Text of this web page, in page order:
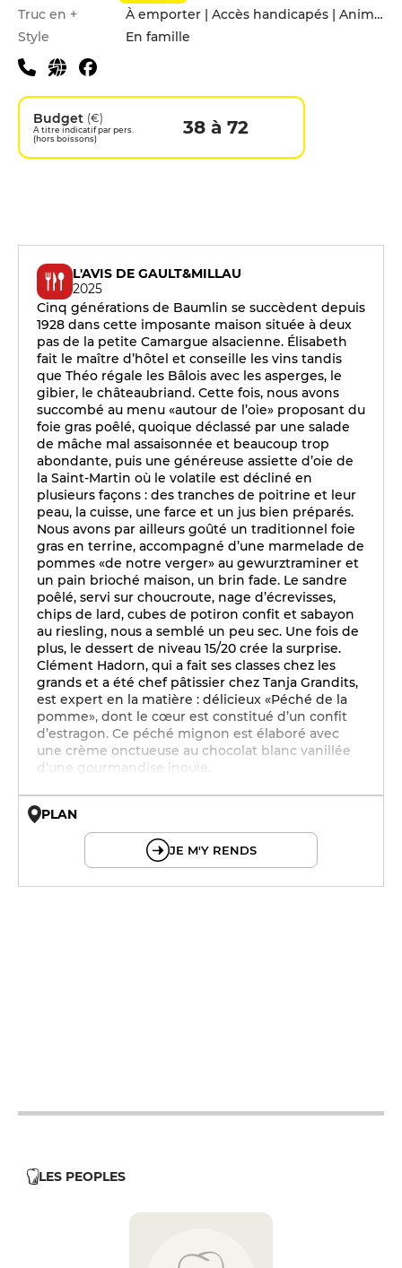
Truc en +
À emporter | Accès handicapés | Animaux acceptés | Jardin | Leçons de cuisine | Menu enfants | Parking privé | Service de livraison
Style
En famille
Budget (€)
A titre indicatif par pers.
(hors boissons)
38 à 72
L'AVIS DE GAULT&MILLAU
2025
Cinq générations de Baumlin se succèdent depuis
1928 dans cette imposante maison située à deux
pas de la petite Camargue alsacienne. Élisabeth
fait le maître d’hôtel et conseille les vins tandis
que Théo régale les Bâlois avec les asperges, le
gibier, le châteaubriand. Cette fois, nous avons
succombé au menu «autour de l’oie» proposant du
foie gras poêlé, quoique déclassé par une salade
de mâche mal assaisonnée et beaucoup trop
abondante, puis une généreuse assiette d’oie de
la Saint-Martin où le volatile est décliné en
plusieurs façons : des tranches de poitrine et leur
peau, la cuisse, une farce et un jus bien préparés.
Nous avons par ailleurs goûté un traditionnel foie
gras en terrine, accompagné d’une marmelade de
pommes «de notre verger» au gewurztraminer et
un pain brioché maison, un brin fade. Le sandre
poêlé, servi sur choucroute, nage d’écrevisses,
chips de lard, cubes de potiron confit et sabayon
au riesling, nous a semblé un peu sec. Une fois de
plus, le dessert de niveau 15/20 crée la surprise.
Clément Hadorn, qui a fait ses classes chez les
grands et a été chef pâtissier chez Tanja Grandits,
est expert en la matière : délicieux «Péché de la
pomme», dont le cœur est constitué d’un confit
d’estragon. Ce péché mignon est élaboré avec
une crème onctueuse au chocolat blanc vanillée
d’une gourmandise inouïe.
PLAN
JE M'Y RENDS
LES PEOPLES